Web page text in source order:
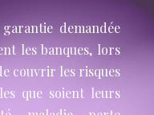
demandée
les banques, lors
couvrir les risques
que soient leurs